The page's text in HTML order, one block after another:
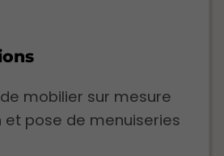
mobilier sur mesure
et pose de menuiseries